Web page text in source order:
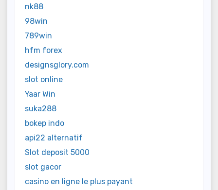
nk88
98win
789win
hfm forex
designsglory.com
slot online
Yaar Win
suka288
bokep indo
api22 alternatif
Slot deposit 5000
slot gacor
casino en ligne le plus payant